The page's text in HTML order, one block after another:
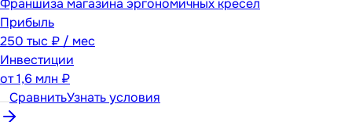
Франшиза магазина эргономичных кресел
Прибыль
250 тыс ₽ / мес
Инвестиции
от1,6 млн ₽
СравнитьУзнать условия